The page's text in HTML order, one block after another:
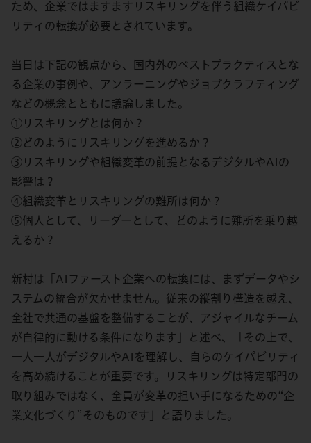
ため、企業ではますますリスキリングを伴う組織ケイパビ
リティの転換が必要とされています。
当日は下記の観点から、国内外のベストプラクティスとな
る企業の事例や、アンラーニングやジョブクラフティング
などの概念とともに議論しました。
①リスキリングとは何か？
②どのようにリスキリングを進めるか？
③リスキリングや組織変革の前提となるデジタルやAIの
影響は？
④組織変革とリスキリングの難所は何か？
⑤個人として、リーダーとして、どのように難所を乗り越
えるか？
新村は「AIファースト企業への転換には、まずデータやシ
ステムの統合が欠かせません。従来の縦割り構造を越え、
全社で共通の基盤を整備することが、アジャイルなチーム
が自律的に動ける条件になります」と述べ、「その上で、
一人一人がデジタルやAIを理解し、自らのケイパビリティ
を高め続けることが重要です。リスキリングは特定部門の
取り組みではなく、全員が変革の担い手になるための“企
業文化づくり”そのものです」と語りました。